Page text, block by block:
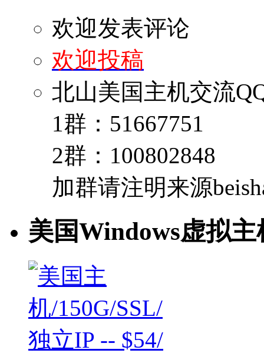
欢迎发表评论
欢迎投稿
北山美国主机交流
1群：51667751
2群：100802848
加群请注明来源
美国Windows虚拟主